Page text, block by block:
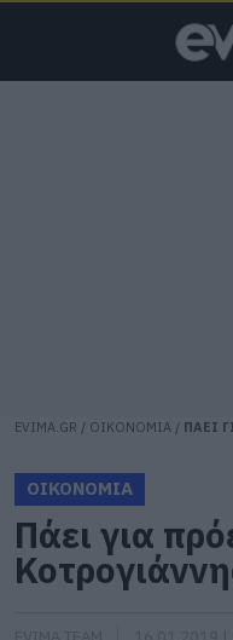
EVIMA.GR / ΟΙΚΟΝΟΜΙΑ / ΠΑΕΙ
ΟΙΚΟΝΟΜΙΑ
Πάει για